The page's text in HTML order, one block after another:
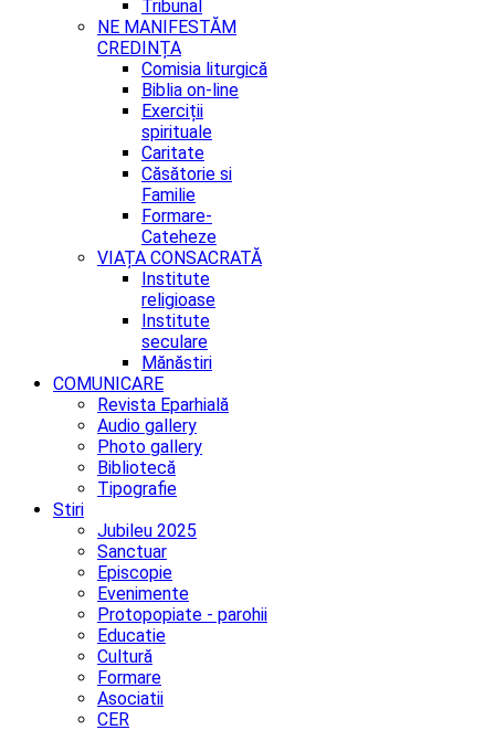
Tribunal
NE MANIFESTĂM
CREDINȚA
Comisia liturgică
Biblia on-line
Exerciții
spirituale
Caritate
Căsătorie si
Familie
Formare-
Cateheze
VIAȚA CONSACRATĂ
Institute
religioase
Institute
seculare
Mănăstiri
COMUNICARE
Revista Eparhială
Audio gallery
Photo gallery
Bibliotecă
Tipografie
Stiri
Jubileu 2025
Sanctuar
Episcopie
Evenimente
Protopopiate - parohii
Educatie
Cultură
Formare
Asociatii
CER